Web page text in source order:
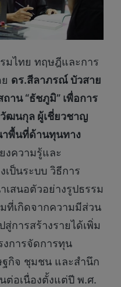
มไทย ทฤษฎีและการ
ดร.สีลาภรณ์ บัวสาย
ถาน“ธัชภูมิ” เพื่อการ
ฒนกุล ผู้เชี่ยวชาญ
าพื้นที่ด้านทุนทาง
งความรู้และ
ป็นระบบ วิธีการ
สนอตัวอย่างรูปธรรม
ที่เกิดจากความมีส่วน
การสร้างรายได้เพิ่ม
การจัดการทุน
ฐกิจ ชุมชน และสำนึก
ต่อเนื่องตั้งแต่ปี พ.ศ.